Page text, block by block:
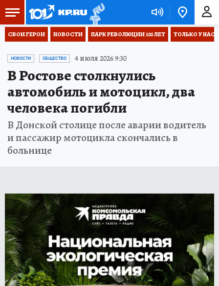
СВОИ ГЕРОИ НОВОСТИ ПАРК РЕВОЛЮЦИИ 100 ЛЕТ ТОЛЬКО У НАС
НОВОСТИ ОБЩЕСТВО 4 июля 2026 9:30
В Ростове столкнулись
автомобиль и мотоцикл, два
человека погибли
В Донской столице после аварии водитель
и пассажир мотоцикла скончались в
больнице